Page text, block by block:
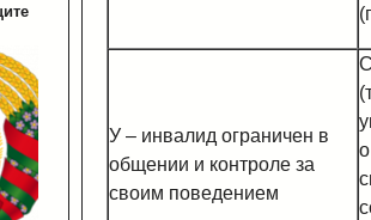
У – инвалид ограничен в
общении и контроле за
своим поведением